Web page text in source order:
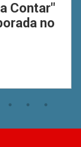
Contar"
no